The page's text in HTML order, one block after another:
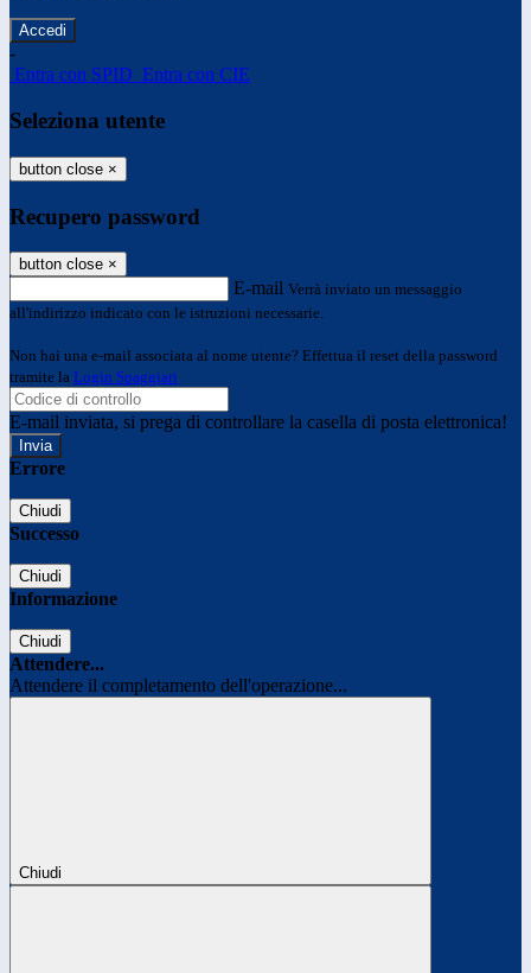
-
Entra con SPID Entra con CIE
Seleziona utente
button close ×
Recupero password
button close ×
E-mail Verrà inviato un messaggio
all'indirizzo indicato con le istruzioni necessarie.
Non hai una e-mail associata al nome utente? Effettua il reset della password
tramite la Login Spaggiari
E-mail inviata, si prega di controllare la casella di posta elettronica!
Errore
Chiudi
Successo
Chiudi
Informazione
Chiudi
Attendere...
Attendere il completamento dell'operazione...
Chiudi